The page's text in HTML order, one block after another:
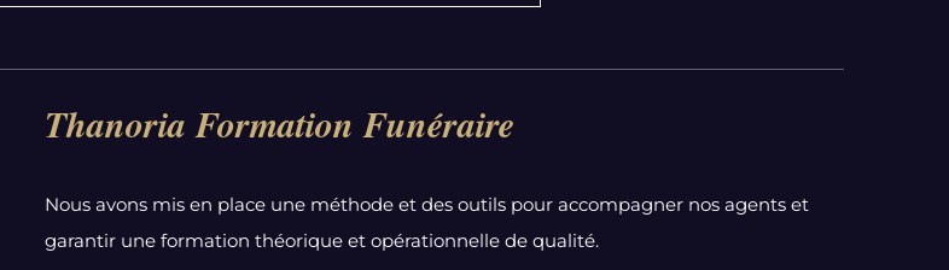
Thanoria Formation Funéraire
Nous avons mis en place une méthode et des outils pour accompagner nos agents et
garantir une formation théorique et opérationnelle de qualité.